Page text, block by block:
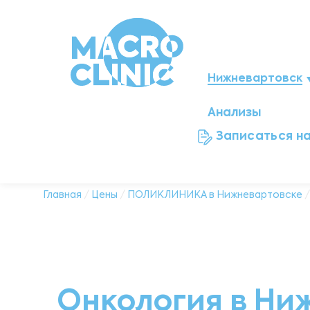
Нижневартовск
Мегион
Сургут
Анализы
Записаться
Главная / Цены / ПОЛИКЛИНИКА в Нижневартовске
Онкология в